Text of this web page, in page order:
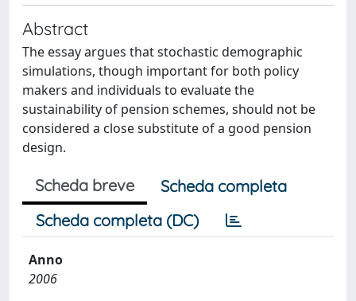
Abstract
The essay argues that stochastic demographic
simulations, though important for both policy
makers and individuals to evaluate the
sustainability of pension schemes, should not be
considered a close substitute of a good pension
design.
Scheda breve
Scheda completa
Scheda completa (DC)
Anno
2006